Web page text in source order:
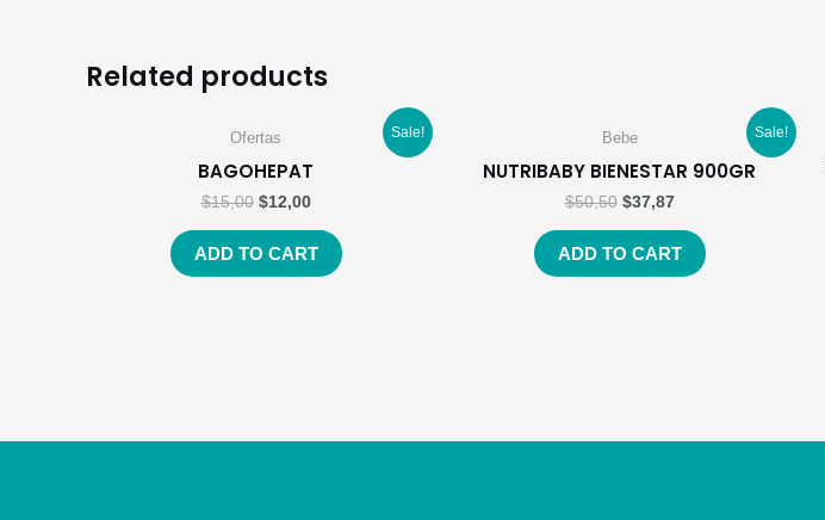
Related products
Sale!
Ofertas
BAGOHEPAT
$15,00 $12,00
ADD TO CART
Sale!
Bebe
NUTRIBABY BIENESTAR 900GR
$50,50 $37,87
ADD TO CART